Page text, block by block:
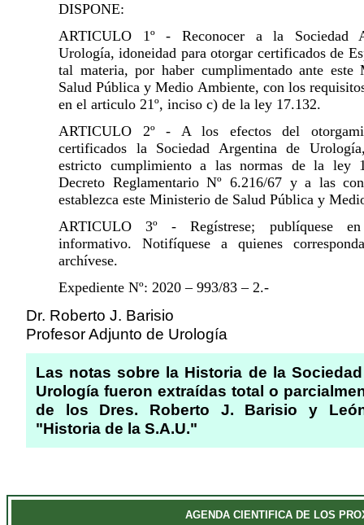
DISPONE:
ARTICULO 1º - Reconocer a la Sociedad
Urología, idoneidad para otorgar certificados de
tal materia, por haber cumplimentado ante este
Salud Pública y Medio Ambiente, con los
en el articulo 21º, inciso c) de la ley 17.132.
ARTICULO 2º - A los efectos del
certificados la Sociedad Argentina de
estricto cumplimiento a las normas de la ley
Decreto Reglamentario Nº 6.216/67 y a las
establezca este Ministerio de Salud Pública y
ARTICULO 3º - Regístrese; publíquese
informativo. Notifíquese a quienes
archívese.
Expediente Nº: 2020 – 993/83 – 2.-
Dr. Roberto J. Barisio
Profesor Adjunto de Urología
Las notas sobre la Historia de la
Urología fueron extraídas total o
de los Dres. Roberto J. Barisio y
"Historia de la S.A.U."
AGENDA CIENTIFICA DE LOS